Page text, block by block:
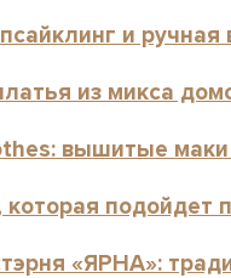
и
из микса
вышитые маки
подойдет
«ЯРНА»: